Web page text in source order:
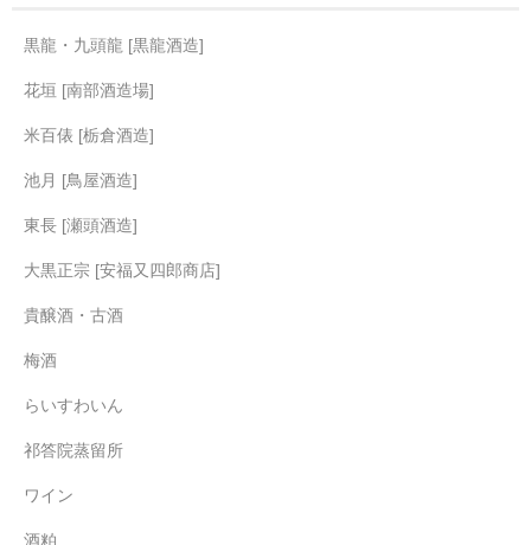
黒龍・九頭龍 [黒龍酒造]
花垣 [南部酒造場]
米百俵 [栃倉酒造]
池月 [鳥屋酒造]
東長 [瀬頭酒造]
大黒正宗 [安福又四郎商店]
貴醸酒・古酒
梅酒
らいすわいん
祁答院蒸留所
ワイン
酒粕